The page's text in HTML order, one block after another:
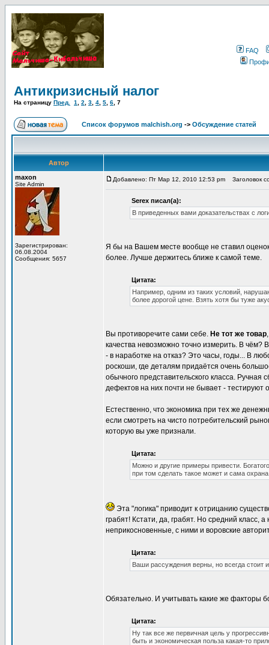
FAQ
Антикризисный налог
На страницу Пред. 1 2 3 4 5 6 7
Список форумов malchish.org -> Обсуждение статей
Автор
maxon
Site Admin
Зарегистрирован:
06.08.2004
Сообщения: 5657
Добавлено: Пт Мар 12, 2010 12:53 pm Заголовок
Serex писал(а):
В приведенных вами доказательствах с
Я бы на Вашем месте вообще не ставил
более. Лучше держитесь ближе к самой теме.
Цитата:
Например, одним из таких условий,
более дорогой цене. Взять хотя бы туже
Вы противоречите сами себе. Не тот же товар
качества невозможно точно измерить. В
- в наработке на отказ? Это часы, годы... В
роскоши, где деталям придаётся очень
обычного представительского класса.
дефектов на них почти не бывает - тестируют
Естественно, что экономика при тех же
если смотреть на чисто потребительский
которую вы уже признали.
Цитата:
Можно и другие примеры привести.
при том сделать такое может и сама
Эта "логика" приводит к отрицанию
грабят! Кстати, да, грабят. Но средний
неприкосновенные, с ними и воровские
Цитата:
Ваши рассуждения верны, но всегда стоит
Обязательно. И учитывать какие же факторы
Цитата:
Ну так все же первичная цель у
быть и экономическая польза какая-то